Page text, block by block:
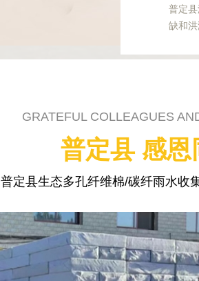
普定
缺和洪
GRATEFUL COLLEAGUES
普定县 感
普定县生态多孔纤维棉/碳纤雨水收